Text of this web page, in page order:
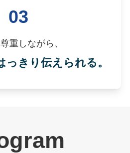
03
重しながら、
っきり伝えられる。